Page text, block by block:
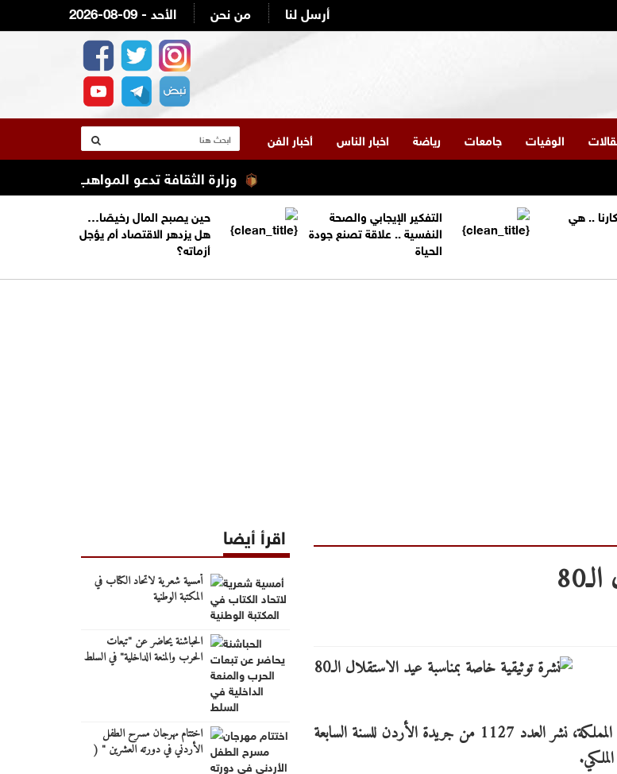
2026-08-09 - الأحد من نحن أرسل لنا
الوفيات جامعات رياضة اخبار الناس أخبار الفن
وزارة الثقافة تدعو المواهب الشابة للمشاركة
.. هي
التفكير الإيجابي والصحة
النفسية .. علاقة تصنع جودة
الحياة
حين يصبح المال رخيصًا…
هل يزدهر الاقتصاد أم يؤجل
أزماته؟
أعاد مركز التوثيق الملكي الأردني الهاشمي، بمناسبة الذكرى الـ80 لاستقلال المملكة، نشر العدد 1127 من جريدة الأردن للسنة السابعة
اقرأ أيضا
أمسية شعرية لاتحاد الكتاب في
المكتبة الوطنية
الحباشنة يحاضر عن "تبعات
الحرب والمنعة الداخلية" في السلط
اختتام مهرجان مسرح الطفل
الأردني في دورته العشرين " (